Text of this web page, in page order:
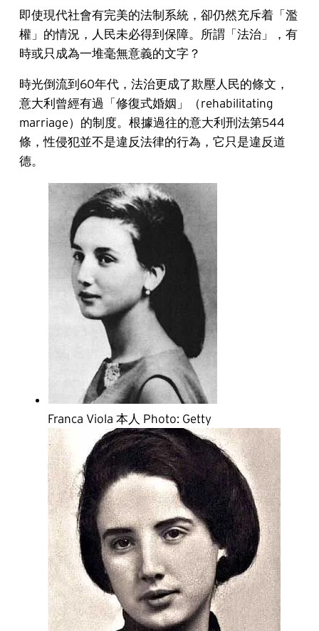
即使現代社會有完美的法制系統，卻仍然充斥着「濫
權」的情況，人民未必得到保障。所謂「法治」，有
時或只成為一堆毫無意義的文字？
時光倒流到60年代，法治更成了欺壓人民的條文，
意大利曾經有過「修復式婚姻」（rehabilitating
marriage）的制度。根據過往的意大利刑法第544
條，性侵犯並不是違反法律的行為，它只是違反道
德。
Franca Viola 本人 Photo: Getty